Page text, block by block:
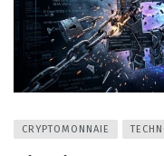
CRYPTOMONNAIE